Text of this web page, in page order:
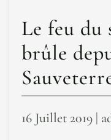
Le feu du
brûle
16 Juillet 2019 |